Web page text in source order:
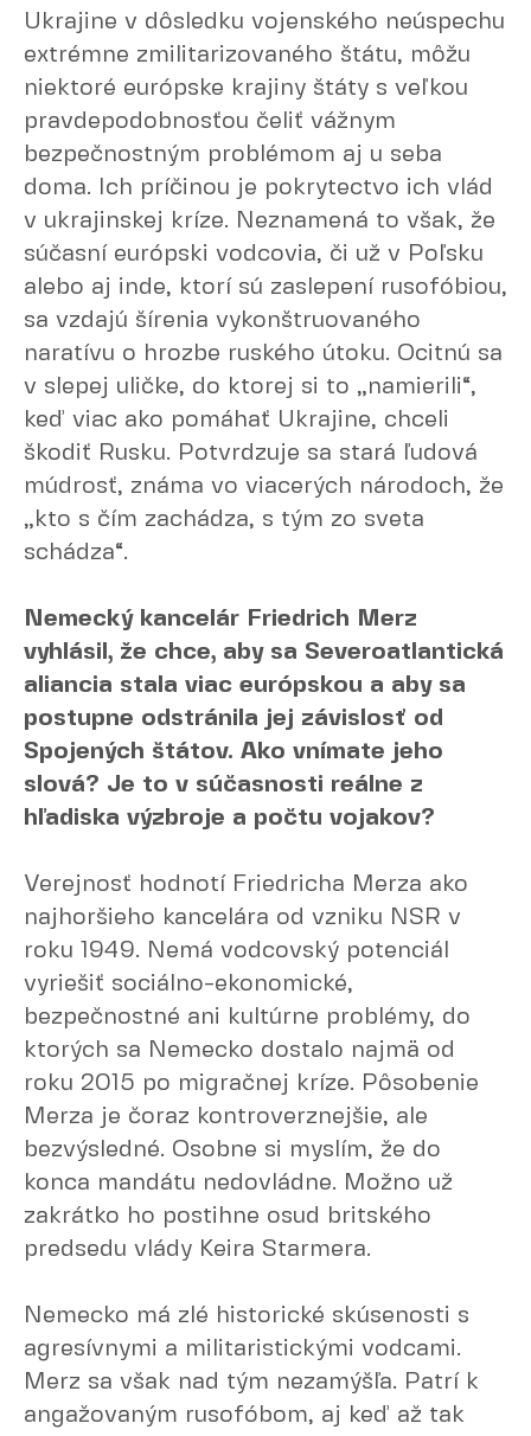
Ukrajine v dôsledku vojenského neúspechu
extrémne zmilitarizovaného štátu, môžu
niektoré európske krajiny štáty s veľkou
pravdepodobnosťou čeliť vážnym
bezpečnostným problémom aj u seba
doma. Ich príčinou je pokrytectvo ich vlád
v ukrajinskej kríze. Neznamená to však, že
súčasní európski vodcovia, či už v Poľsku
alebo aj inde, ktorí sú zaslepení rusofóbiou,
sa vzdajú šírenia vykonštruovaného
naratívu o hrozbe ruského útoku. Ocitnú sa
v slepej uličke, do ktorej si to „namierili“,
keď viac ako pomáhať Ukrajine, chceli
škodiť Rusku. Potvrdzuje sa stará ľudová
múdrosť, známa vo viacerých národoch, že
„kto s čím zachádza, s tým zo sveta
schádza“.
Nemecký kancelár Friedrich Merz
vyhlásil, že chce, aby sa Severoatlantická
aliancia stala viac európskou a aby sa
postupne odstránila jej závislosť od
Spojených štátov. Ako vnímate jeho
slová? Je to v súčasnosti reálne z
hľadiska výzbroje a počtu vojakov?
Verejnosť hodnotí Friedricha Merza ako
najhoršieho kancelára od vzniku NSR v
roku 1949. Nemá vodcovský potenciál
vyriešiť sociálno-ekonomické,
bezpečnostné ani kultúrne problémy, do
ktorých sa Nemecko dostalo najmä od
roku 2015 po migračnej kríze. Pôsobenie
Merza je čoraz kontroverznejšie, ale
bezvýsledné. Osobne si myslím, že do
konca mandátu nedovládne. Možno už
zakrátko ho postihne osud britského
predsedu vlády Keira Starmera.
Nemecko má zlé historické skúsenosti s
agresívnymi a militaristickými vodcami.
Merz sa však nad tým nezamýšľa. Patrí k
angažovaným rusofóbom, aj keď až tak